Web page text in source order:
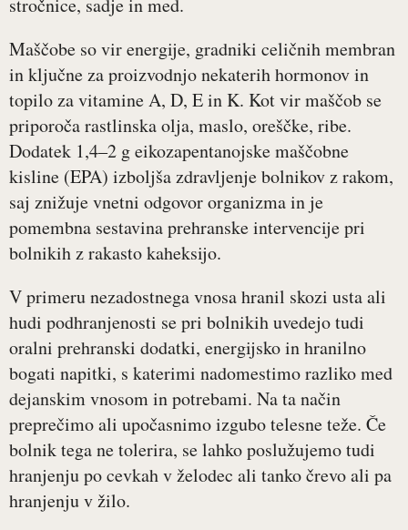
stročnice, sadje in med.
Maščobe so vir energije, gradniki celičnih membran
in ključne za proizvodnjo nekaterih hormonov in
topilo za vitamine A, D, E in K. Kot vir maščob se
priporoča rastlinska olja, maslo, oreščke, ribe.
Dodatek 1,4‒2 g eikozapentanojske maščobne
kisline (EPA) izboljša zdravljenje bolnikov z rakom,
saj znižuje vnetni odgovor organizma in je
pomembna sestavina prehranske intervencije pri
bolnikih z rakasto kaheksijo.
V primeru nezadostnega vnosa hranil skozi usta ali
hudi podhranjenosti se pri bolnikih uvedejo tudi
oralni prehranski dodatki, energijsko in hranilno
bogati napitki, s katerimi nadomestimo razliko med
dejanskim vnosom in potrebami. Na ta način
preprečimo ali upočasnimo izgubo telesne teže. Če
bolnik tega ne tolerira, se lahko poslužujemo tudi
hranjenju po cevkah v želodec ali tanko črevo ali pa
hranjenju v žilo.